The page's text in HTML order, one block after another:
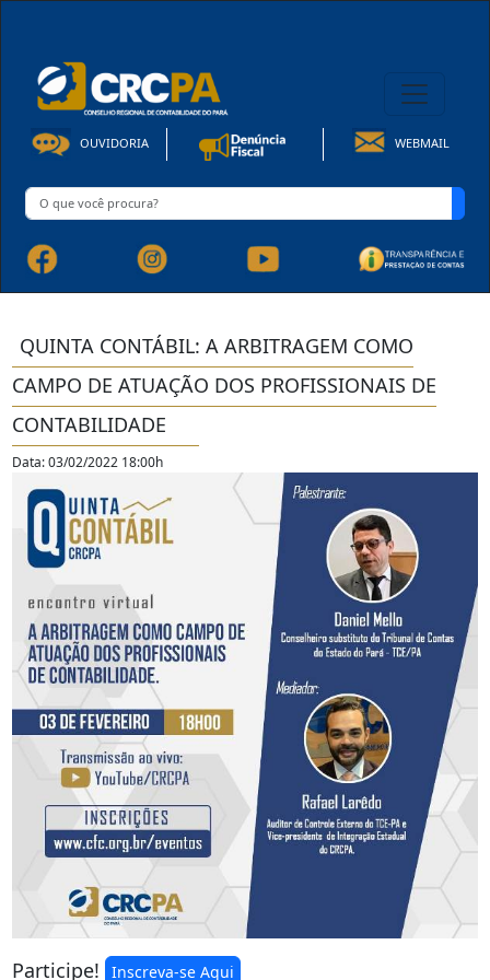
OUVIDORIA WEBMAIL
QUINTA CONTÁBIL: A ARBITRAGEM COMO
CAMPO DE ATUAÇÃO DOS PROFISSIONAIS DE
CONTABILIDADE
Data: 03/02/2022 18:00h
Participe! Inscreva-se Aqui